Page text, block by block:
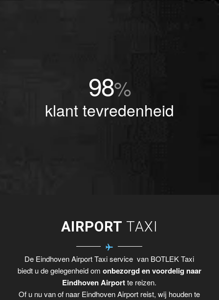
98%
klant tevredenheid
AIRPORT TAXI
De Eindhoven Airport Taxi service van BOTLEK Taxi
biedt u de gelegenheid om onbezorgd en voordelig naar
Eindhoven Airportte reizen.
Of u nu van of naar Eindhoven Airport reist, wij houden te